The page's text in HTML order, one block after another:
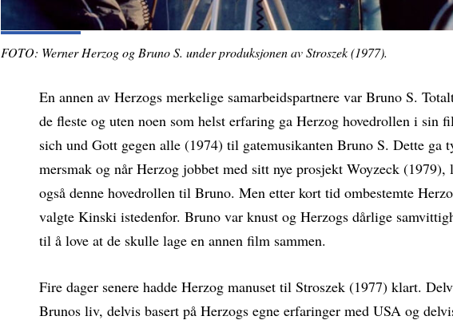
FOTO: Werner Herzog og Bruno S. under produksjonen av Stroszek (1977).
En annen av Herzogs merkelige samarbeidspartnere var Bruno S.
de fleste og uten noen som helst erfaring ga Herzog hovedrollen i sin
sich und Gott gegen alle (1974) til gatemusikanten Bruno S. Dette ga
mersmak og når Herzog jobbet med sitt nye prosjekt Woyzeck (1979),
også denne hovedrollen til Bruno. Men etter kort tid ombestemte
valgte Kinski istedenfor. Bruno var knust og Herzogs dårlige
til å love at de skulle lage en annen film sammen.
Fire dager senere hadde Herzog manuset til Stroszek (1977) klart.
Brunos liv, delvis basert på Herzogs egne erfaringer med USA og